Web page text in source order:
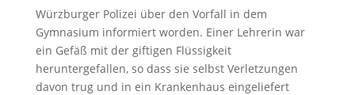
Würzburger Polizei über den Vorfall in dem
Gymnasium informiert worden. Einer Lehrerin war
ein Gefäß mit der giftigen Flüssigkeit
heruntergefallen, so dass sie selbst Verletzungen
davon trug und in ein Krankenhaus eingeliefert